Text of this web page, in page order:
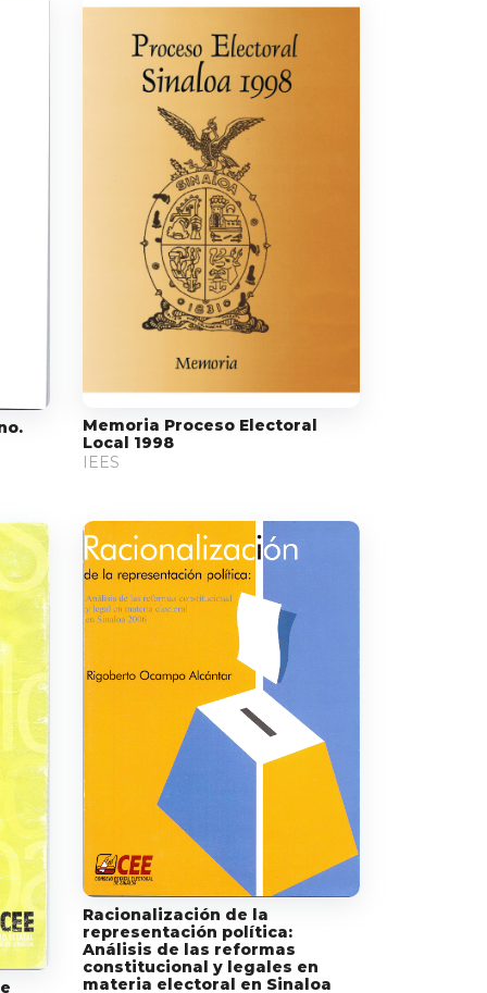
Memoria Proceso Electoral
Local 1998
IEES
Racionalización de la
representación política:
Análisis de las reformas
constitucional y legales en
materia electoral en Sinaloa